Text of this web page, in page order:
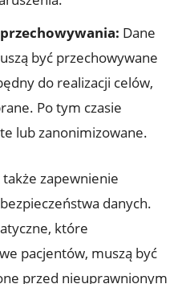
Dane
być przechowywane
do realizacji celów,
Po tym czasie
lub zanonimizowane.
zapewnienie
danych.
które
pacjentów, muszą być
przed nieuprawnionym